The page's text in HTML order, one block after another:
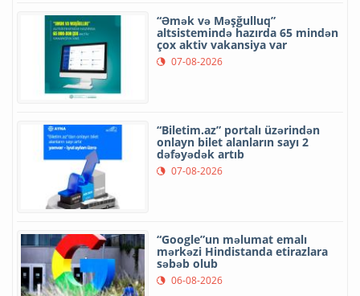
“Əmək və Məşğulluq”
altsistemində hazırda 65 mindən
çox aktiv vakansiya var
07-08-2026
“Biletim.az” portalı üzərindən
onlayn bilet alanların sayı 2
dəfəyədək artıb
07-08-2026
“Google”un məlumat emalı
mərkəzi Hindistanda etirazlara
səbəb olub
06-08-2026